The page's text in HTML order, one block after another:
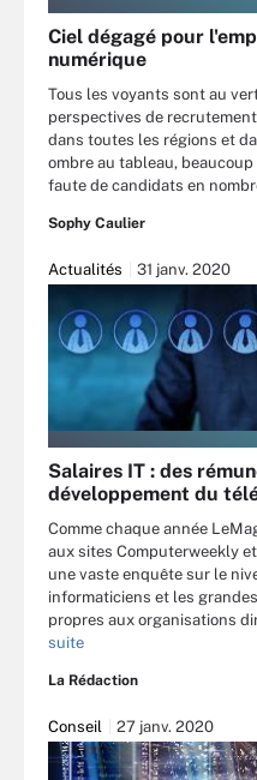
Ciel dégagé pour
numérique
Tous les voyants sont au
perspectives de
dans toutes les régions et
ombre au tableau,
faute de candidats en
Sophy Caulier
Actualités 31 janv. 2020
Salaires IT : des
développement du
Comme chaque année
aux sites Computerweekly
une vaste enquête sur le
informaticiens et les
propres aux organisations
suite
La Rédaction
Conseil 27 janv. 2020